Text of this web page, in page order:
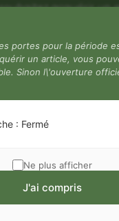
acquérir un
par téléphone
sera la 1er
: Fermé
portes pour la période
un article, vous
Sinon l\'ouverture
: Fermé
Ne plus afficher
J'ai compris